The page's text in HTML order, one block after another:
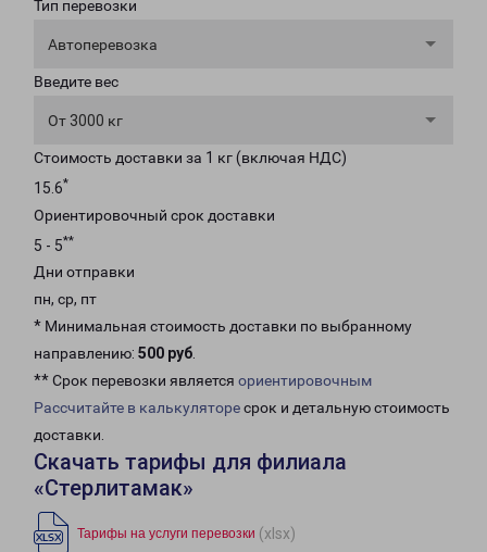
Тип перевозки
Автоперевозка
Введите вес
От 3000 кг
Стоимость доставки за 1 кг (включая НДС)
15.6*
Ориентировочный срок доставки
5 - 5**
Дни отправки
пн, ср, пт
* Минимальная стоимость доставки по выбранному
направлению: 500 руб.
** Срок перевозки является ориентировочным
Рассчитайте в калькуляторесрок и детальную стоимость
доставки.
Скачать тарифы для филиала
«Стерлитамак»
Тарифы на услуги перевозки (xlsx)